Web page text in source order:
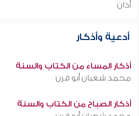
أذان
أدعية وأذكار
أذكار المساء من الكتاب والسنة
محمد شعبان أبو قرن
أذكار الصباح من الكتاب والسنة